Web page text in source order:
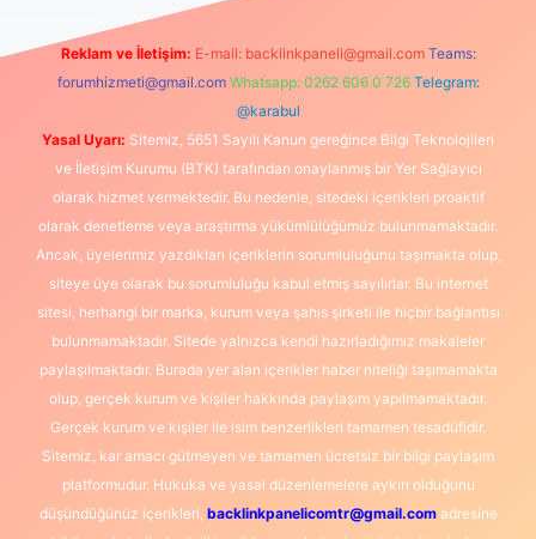
Reklam ve İletişim: E-mail: backlinkpaneli@gmail.com Teams:
forumhizmeti@gmail.com Whatsapp: 0262 606 0 726 Telegram:
@karabul
Yasal Uyarı: Sitemiz, 5651 Sayılı Kanun gereğince Bilgi Teknolojileri
ve İletişim Kurumu (BTK) tarafından onaylanmış bir Yer Sağlayıcı
olarak hizmet vermektedir. Bu nedenle, sitedeki içerikleri proaktif
olarak denetleme veya araştırma yükümlülüğümüz bulunmamaktadır.
Ancak, üyelerimiz yazdıkları içeriklerin sorumluluğunu taşımakta olup,
siteye üye olarak bu sorumluluğu kabul etmiş sayılırlar. Bu internet
sitesi, herhangi bir marka, kurum veya şahıs şirketi ile hiçbir bağlantısı
bulunmamaktadır. Sitede yalnızca kendi hazırladığımız makaleler
paylaşılmaktadır. Burada yer alan içerikler haber niteliği taşımamakta
olup, gerçek kurum ve kişiler hakkında paylaşım yapılmamaktadır.
Gerçek kurum ve kişiler ile isim benzerlikleri tamamen tesadüfidir.
Sitemiz, kar amacı gütmeyen ve tamamen ücretsiz bir bilgi paylaşım
platformudur. Hukuka ve yasal düzenlemelere aykırı olduğunu
düşündüğünüz içerikleri, backlinkpanelicomtr@gmail.comadresine